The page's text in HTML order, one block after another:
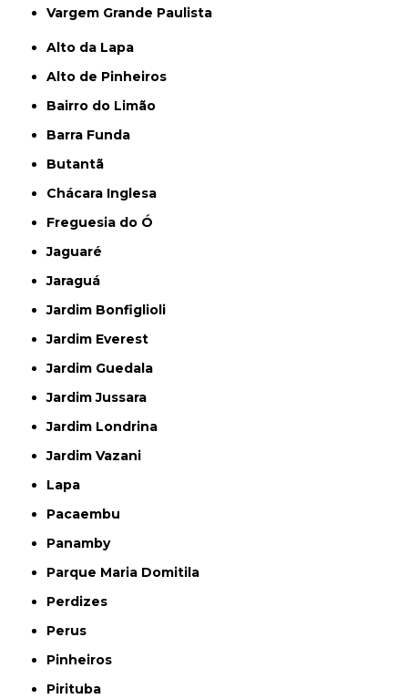
Vargem Grande Paulista
Alto da Lapa
Alto de Pinheiros
Bairro do Limão
Barra Funda
Butantã
Chácara Inglesa
Freguesia do Ó
Jaguaré
Jaraguá
Jardim Bonfiglioli
Jardim Everest
Jardim Guedala
Jardim Jussara
Jardim Londrina
Jardim Vazani
Lapa
Pacaembu
Panamby
Parque Maria Domitila
Perdizes
Perus
Pinheiros
Pirituba